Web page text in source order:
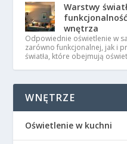
Warstwy
wnętrza
Odpowiednie oświetlenie w
zarówno funkcjonalnej, jak i
światła, które obejmują
WNĘTRZE
Oświetlenie w kuchni